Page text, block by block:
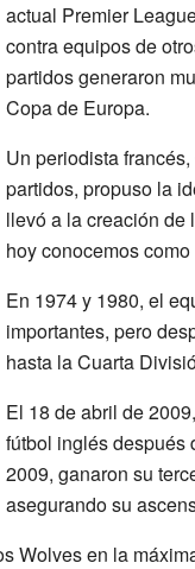
actual Premier
contra equipos de
partidos generaron
Copa de Europa.
Un periodista
partidos, propuso la
llevó a la creación de
hoy conocemos
En 1974 y 1980, el
importantes, pero
hasta la Cuarta
El 18 de abril de
fútbol inglés después
2009, ganaron su
asegurando su
Wolves en la